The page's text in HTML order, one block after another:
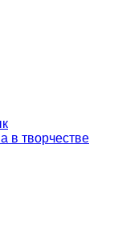
в творчестве